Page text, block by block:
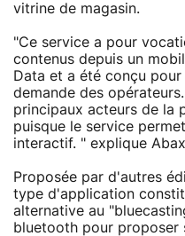
vitrine de magasin.
"Ce service a pour
contenus depuis un
Data et a été conçu
demande des
principaux acteurs de la
puisque le service
interactif. " explique
Proposée par d'autres
type d'application
alternative au
bluetooth pour proposer